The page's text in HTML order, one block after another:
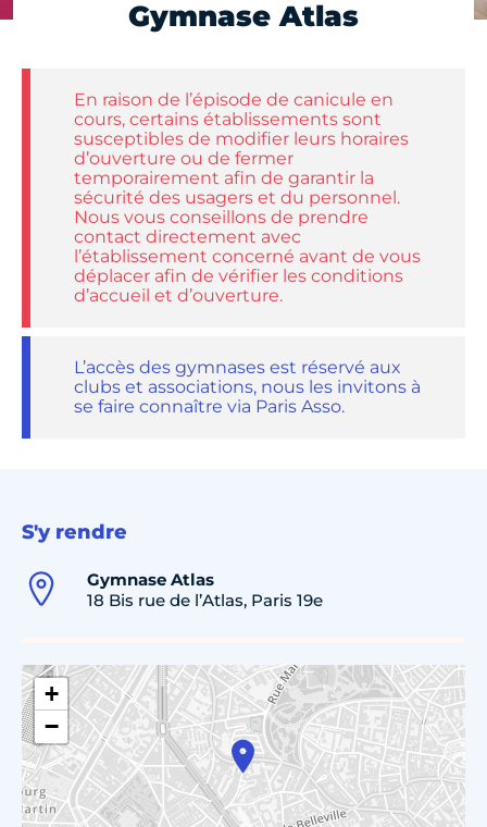
Gymnase Atlas
En raison de l’épisode de canicule en
cours, certains établissements sont
susceptibles de modifier leurs horaires
d’ouverture ou de fermer
temporairement afin de garantir la
sécurité des usagers et du personnel.
Nous vous conseillons de prendre
contact directement avec
l’établissement concerné avant de vous
déplacer afin de vérifier les conditions
d’accueil et d’ouverture.
L’accès des gymnases est réservé aux
clubs et associations, nous les invitons à
se faire connaître via Paris Asso.
S'y rendre
Gymnase Atlas
18 Bis rue de l’Atlas, Paris 19e
+
−